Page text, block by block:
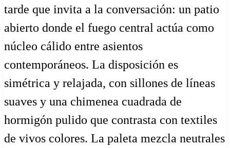
tarde que invita a la conversación: un patio
abierto donde el fuego central actúa como
núcleo cálido entre asientos
contemporáneos. La disposición es
simétrica y relajada, con sillones de líneas
suaves y una chimenea cuadrada de
hormigón pulido que contrasta con textiles
de vivos colores. La paleta mezcla neutrales